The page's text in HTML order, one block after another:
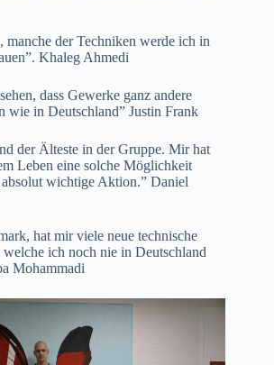
manche der Techniken werde ich in
Khaleg Ahmedi
dass Gewerke ganz andere
wie in Deutschland” Justin Frank
der Älteste in der Gruppe. Mir hat
Leben eine solche Möglichkeit
wichtige Aktion.” Daniel
hat mir viele neue technische
ich noch nie in Deutschland
Mohammadi